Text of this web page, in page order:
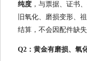
纯度 ，与票据、证书
旧氧化、磨损变形、
结算，不会因配件缺
Q2：黄金有磨损、氧